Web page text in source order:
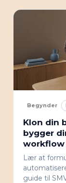
Begynder
Klon din
bygger
workflow
Lær at
guide til